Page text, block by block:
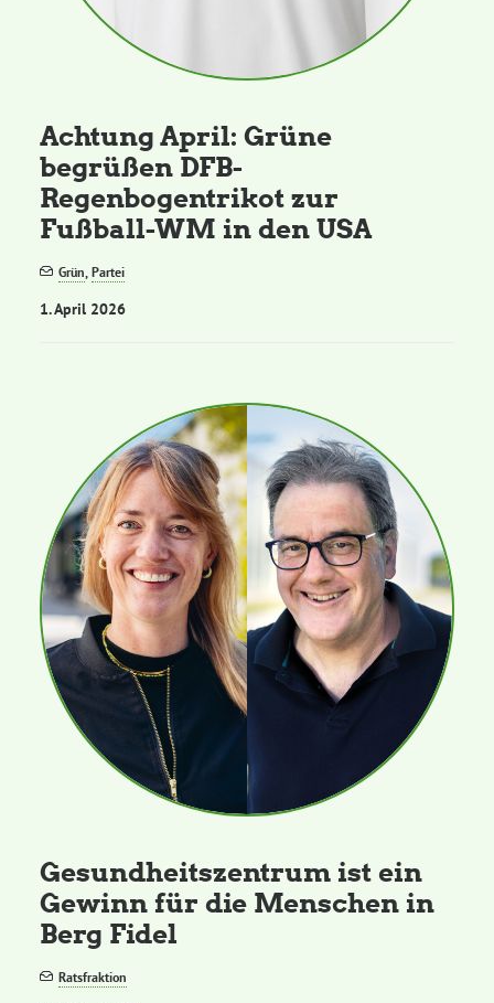
Achtung April: Grüne
begrüßen DFB-
Regenbogentrikot zur
Fußball-WM in den USA
Grün,Partei
1. April 2026
Gesundheitszentrum ist ein
Gewinn für die Menschen in
Berg Fidel
Ratsfraktion